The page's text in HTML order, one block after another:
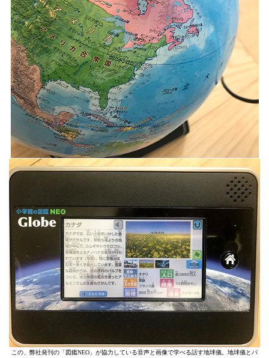
この、弊社発刊の「図鑑NEO」が協力している音声と画像で学べる話す地球儀。地球儀とパ